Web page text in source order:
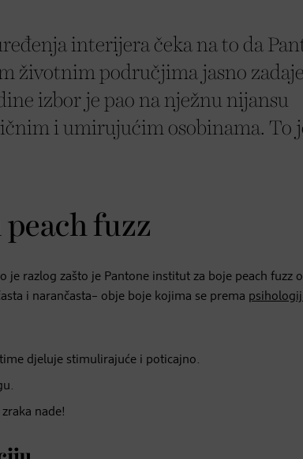
interijera čeka na to da
životnim područjima jasno zadaje
izbor je pao na nježnu nijansu
i umirujućim osobinama. To
fuzz
razlog zašto je Pantone institut za boje peach fuzz
i narančasta– obje boje kojima se prema
djeluje stimulirajuće i poticajno.
nade!